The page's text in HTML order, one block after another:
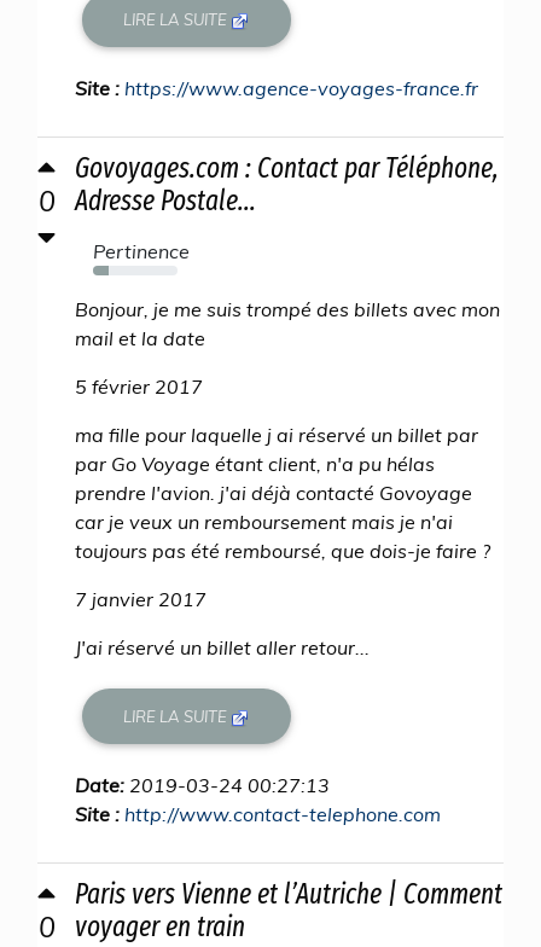
LIRE LA SUITE
Site : https://www.agence-voyages-france.fr
0
Govoyages.com : Contact par Téléphone,
Adresse Postale...
Pertinence
19%
Bonjour, je me suis trompé des billets avec mon
mail et la date
5 février 2017
ma fille pour laquelle j ai réservé un billet par
par Go Voyage étant client, n'a pu hélas
prendre l'avion. j'ai déjà contacté Govoyage
car je veux un remboursement mais je n'ai
toujours pas été remboursé, que dois-je faire ?
7 janvier 2017
J'ai réservé un billet aller retour...
LIRE LA SUITE
Date: 2019-03-24 00:27:13
Site : http://www.contact-telephone.com
0
Paris vers Vienne et l’Autriche | Comment
voyager en train